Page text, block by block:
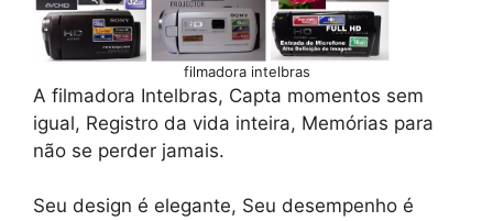
filmadora intelbras
A filmadora Intelbras, Capta momentos sem
igual, Registro da vida inteira, Memórias para
não se perder jamais.
Seu design é elegante, Seu desempenho é